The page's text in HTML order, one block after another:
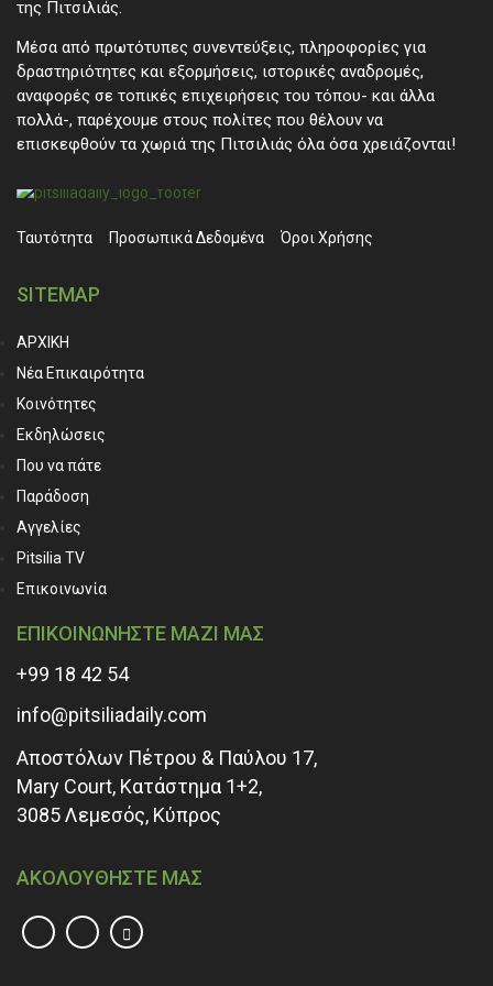
της Πιτσιλιάς.
Μέσα από πρωτότυπες συνεντεύξεις, πληροφορίες για
δραστηριότητες και εξορμήσεις, ιστορικές αναδρομές,
αναφορές σε τοπικές επιχειρήσεις του τόπου- και άλλα
πολλά-, παρέχουμε στους πολίτες που θέλουν να
επισκεφθούν τα χωριά της Πιτσιλιάς όλα όσα χρειάζονται!
Ταυτότητα Προσωπικά ∆εδομένα Όροι Χρήσης
SITEMAP
ΑΡΧΙΚΗ
Νέα Επικαιρότητα
Κοινότητες
Εκδηλώσεις
Που να πάτε
Παράδοση
Αγγελίες
Pitsilia TV
Επικοινωνία
ΕΠΙΚΟΙΝΩΝΗΣΤΕ ΜΑΖΙ ΜΑΣ
+99 18 42 54
info@pitsiliadaily.com
Αποστόλων Πέτρου & Παύλου 17,
Mary Court, Κατάστημα 1+2,
3085 Λεμεσός, Κύπρος
ΑΚΟΛΟΥΘΗΣΤΕ ΜΑΣ